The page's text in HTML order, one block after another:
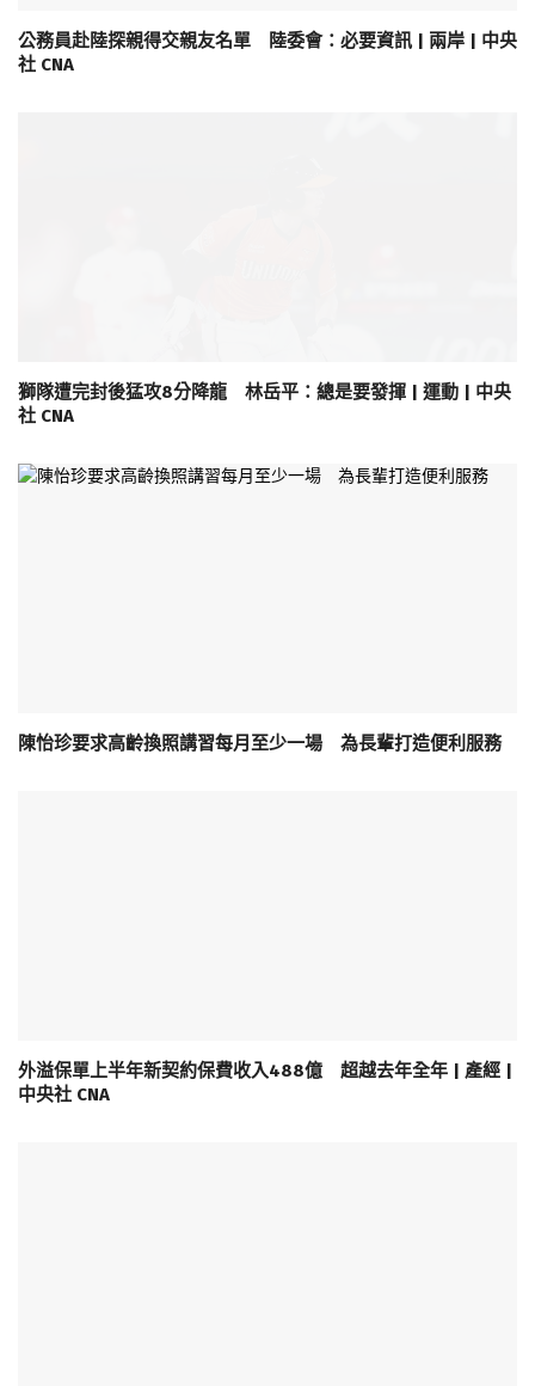
公務員赴陸探親得交親友名單 陸委會：必要資訊 | 兩岸 | 中央
社 CNA
獅隊遭完封後猛攻8分降龍 林岳平：總是要發揮 | 運動 | 中央
社 CNA
陳怡珍要求高齡換照講習每月至少一場 為長輩打造便利服務
外溢保單上半年新契約保費收入488億 超越去年全年 | 產經 |
中央社 CNA